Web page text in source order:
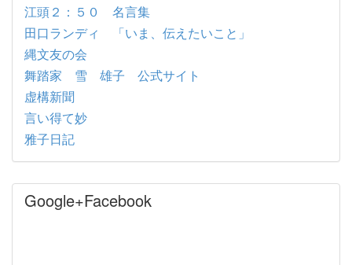
江頭２：５０ 名言集
田口ランディ 「いま、伝えたいこと」
縄文友の会
舞踏家 雪 雄子 公式サイト
虚構新聞
言い得て妙
雅子日記
Google+Facebook